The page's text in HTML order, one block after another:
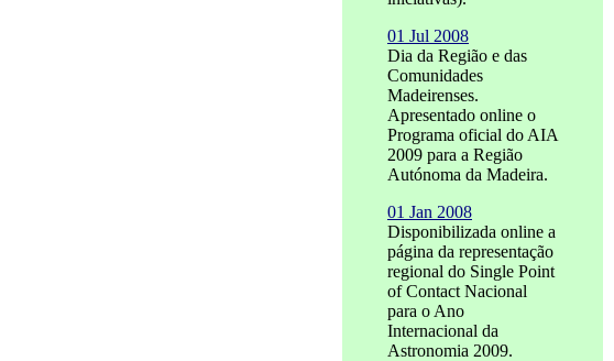
01 Jul 2008
Dia da Região e das
Comunidades
Madeirenses.
Apresentado online o
Programa oficial do AIA
2009 para a Região
Autónoma da Madeira.
01 Jan 2008
Disponibilizada online a
página da representação
regional do Single Point
of Contact Nacional
para o Ano
Internacional da
Astronomia 2009.